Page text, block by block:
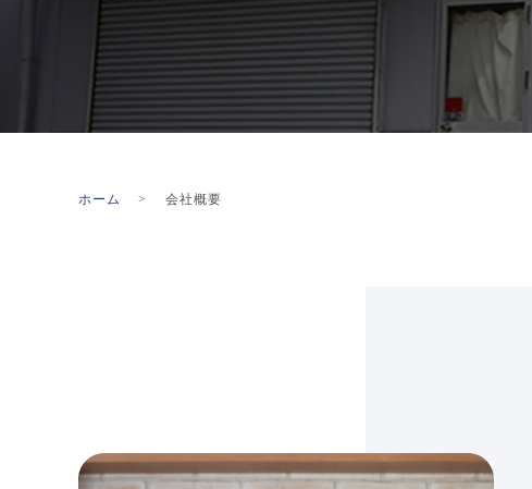
ホーム 会社概要